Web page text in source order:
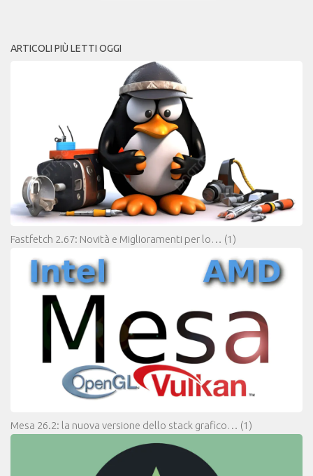
ARTICOLI PIÙ LETTI OGGI
Fastfetch 2.67: Novità e Miglioramenti per lo… (1)
Mesa 26.2: la nuova versione dello stack grafico… (1)